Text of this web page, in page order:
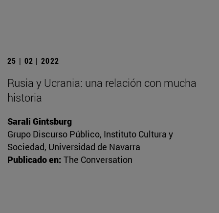
25 | 02 | 2022
Rusia y Ucrania: una relación con mucha
historia
Sarali Gintsburg
Grupo Discurso Público, Instituto Cultura y
Sociedad, Universidad de Navarra
Publicado en: The Conversation